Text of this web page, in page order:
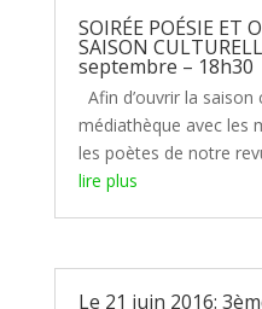
SOIRÉE POÉSIE ET
SAISON
septembre – 18h30
Afin d’ouvrir la saison
médiathèque avec les
les poètes de notre
lire plus
Le 21 juin 2016: